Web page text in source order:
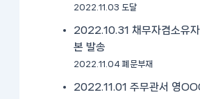
2022.11.03 도달
2022.10.31 채무자겸소유
본 발송
2022.11.04 폐문부재
2022.11.01 주무관서 영